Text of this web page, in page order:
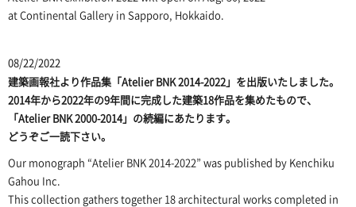
atContinental Gallery in Sapporo, Hokkaido.
08/22/2022
建築画報社より作品集「Atelier BNK 2014-2022」を出版いたしました。
2014年から2022年の9年間に完成した建築18作品を集めたもので、
「Atelier BNK 2000-2014」の続編にあたります。
どうぞご一読下さい。
Our monograph “Atelier BNK 2014-2022” was published by Kenchiku
Gahou Inc.
This collection gathers together 18 architectural works completed in